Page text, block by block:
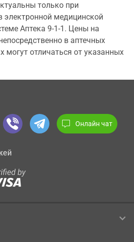
только при
электронной медицинской
Аптека 9-1-1. Цены на
в аптечных
могут отличаться от указанных
Онлайн чат